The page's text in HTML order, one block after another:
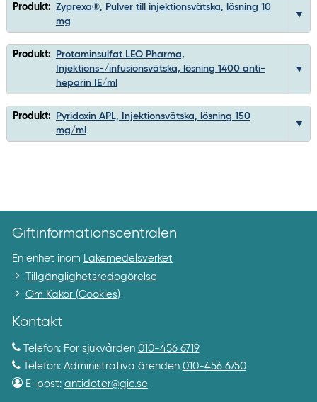
Produkt: Zyprexa®, Pulver till injektionsvätska, lösning 10
mg
Produkt:
Protaminsulfat LEO Pharma,
Injektions-/infusionsvätska, lösning 1400 anti-
heparin IE/ml
Produkt:
Pyridoxin APL, Injektionsvätska, lösning 150
mg/ml
Giftinformationscentralen
En enhet inom Läkemedelsverket
Tillgänglighetsredogörelse
Om Kakor (Cookies)
Kontakt
Telefon: För sjukvården 010-456 6719
Telefon: Administrativa ärenden 010-456 6750
E-post: antidoter@gic.se